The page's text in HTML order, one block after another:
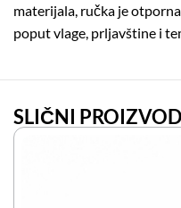
materijala, ručka je
poput vlage, prljavštine i
SLIČNI